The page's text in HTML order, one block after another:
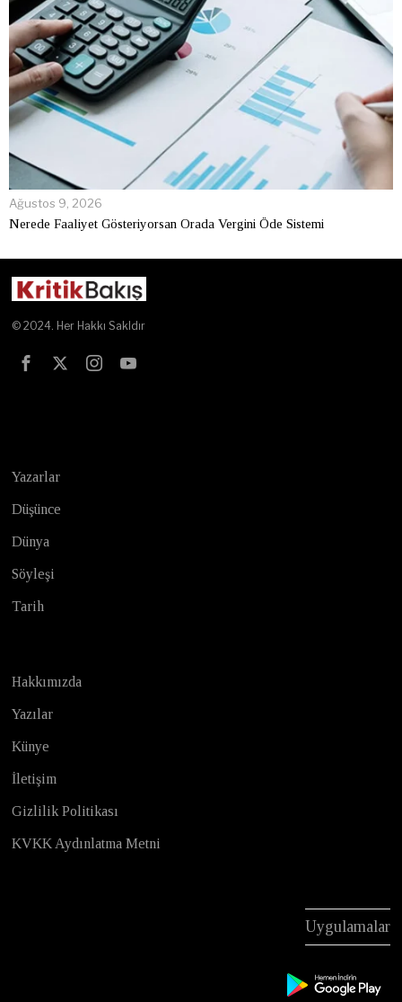
Ağustos 9, 2026
Nerede Faaliyet Gösteriyorsan Orada Vergini Öde Sistemi
© 2024. Her Hakkı Sakldır
Yazarlar
Düşünce
Dünya
Söyleşi
Tarih
Hakkımızda
Yazılar
Künye
İletişim
Gizlilik Politikası
KVKK Aydınlatma Metni
Uygulamalar